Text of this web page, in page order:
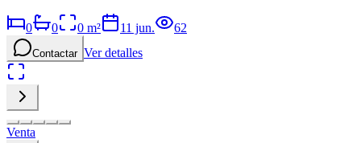
0 0 0 m² 11 jun. 62
Contactar Ver detalles
Venta